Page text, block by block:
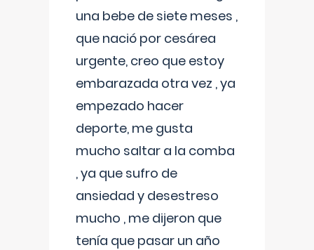
una bebe de siete meses ,
que nació por cesárea
urgente, creo que estoy
embarazada otra vez , ya
empezado hacer
deporte, me gusta
mucho saltar a la comba
, ya que sufro de
ansiedad y desestreso
mucho , me dijeron que
tenía que pasar un año